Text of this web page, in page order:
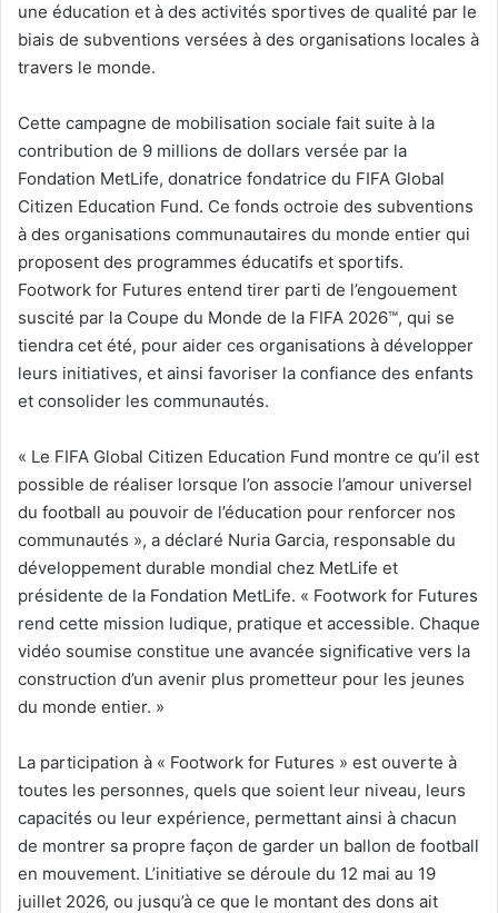
une éducation et à des activités sportives de qualité par le
biais de subventions versées à des organisations locales à
travers le monde.
Cette campagne de mobilisation sociale fait suite à la
contribution de 9 millions de dollars versée par la
Fondation MetLife, donatrice fondatrice du FIFA Global
Citizen Education Fund. Ce fonds octroie des subventions
à des organisations communautaires du monde entier qui
proposent des programmes éducatifs et sportifs.
Footwork for Futures entend tirer parti de l’engouement
suscité par la Coupe du Monde de la FIFA 2026™, qui se
tiendra cet été, pour aider ces organisations à développer
leurs initiatives, et ainsi favoriser la confiance des enfants
et consolider les communautés.
« Le FIFA Global Citizen Education Fund montre ce qu’il est
possible de réaliser lorsque l’on associe l’amour universel
du football au pouvoir de l’éducation pour renforcer nos
communautés », a déclaré Nuria Garcia, responsable du
développement durable mondial chez MetLife et
présidente de la Fondation MetLife. « Footwork for Futures
rend cette mission ludique, pratique et accessible. Chaque
vidéo soumise constitue une avancée significative vers la
construction d’un avenir plus prometteur pour les jeunes
du monde entier. »
La participation à « Footwork for Futures » est ouverte à
toutes les personnes, quels que soient leur niveau, leurs
capacités ou leur expérience, permettant ainsi à chacun
de montrer sa propre façon de garder un ballon de football
en mouvement. L’initiative se déroule du 12 mai au 19
juillet 2026, ou jusqu’à ce que le montant des dons ait